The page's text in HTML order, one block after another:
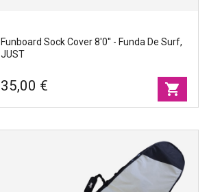
Funboard Sock Cover 8'0'' - Funda De Surf,
JUST
35,00 € shopping_cart